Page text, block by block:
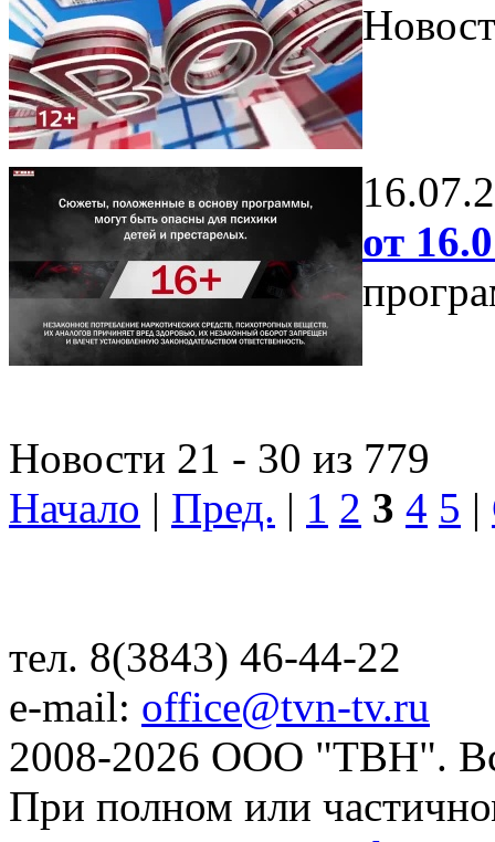
от
Новости 21 - 30 из 779
Начало | Пред. | 1 2 3 4 5 |
тел. 8(3843) 46-44-22
e-mail: office@tvn-tv.ru
2008-2026 ООО "ТВН".
При полном или